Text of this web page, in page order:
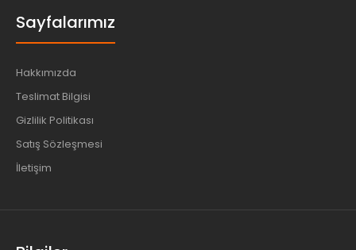
Sayfalarımız
Hakkımızda
Teslimat Bilgisi
Gizlilik Politikası
Satış Sözleşmesi
İletişim